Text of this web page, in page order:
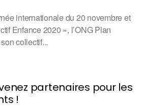
internationale du 20 novembre et
Enfance 2020 », l’ONG Plan
collectif...
partenaires pour les
!